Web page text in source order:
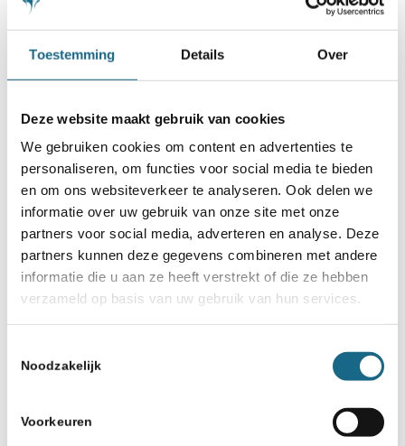
Toestemming Details Over
Deze website maakt gebruik van cookies
We gebruiken cookies om content en advertenties te
personaliseren, om functies voor social media te bieden
en om ons websiteverkeer te analyseren. Ook delen we
informatie over uw gebruik van onze site met onze
partners voor social media, adverteren en analyse. Deze
partners kunnen deze gegevens combineren met andere
informatie die u aan ze heeft verstrekt of die ze hebben
verzameld op basis van uw gebruik van hun services.
Noodzakelijk
Voorkeuren
3 december 2018
Weer prijs voor Beerdsen met
het Schots
2 december 2019
Partij van Casper Schoppen een
geoliede machine
Schaken.nl wordt mede mogelijk gemaakt